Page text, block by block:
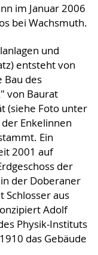
im Januar 2006
bei Wachsmuth.
und
entsteht von
Bau des
von Baurat
(siehe Foto unter
Enkelinnen
Ein
2001 auf
der
der Doberaner
Schlosser aus
Adolf
Physik-Instituts
das Gebäude